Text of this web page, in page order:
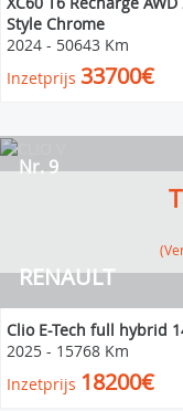
Style Chrome
2024 - 50643 Km
Inzetprijs 33700€
RENAULT
Nr. 9
Clio E-Tech full hybrid
2025 - 15768 Km
Inzetprijs 18200€